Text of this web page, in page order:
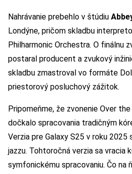
Nahrávanie prebehlo v štúdiu
Londýne, pričom skladbu
Philharmonic Orchestra. O finálnu
postaral producent a zvukový
skladbu zmastroval vo formáte
priestorový posluchový zážitok.
Pripomeňme, že zvonenie Over
dočkalo spracovania tradičným
Verzia pre Galaxy S25 v roku
jazzu. Tohtoročná verzia sa vracia
symfonickému spracovaniu. Čo na